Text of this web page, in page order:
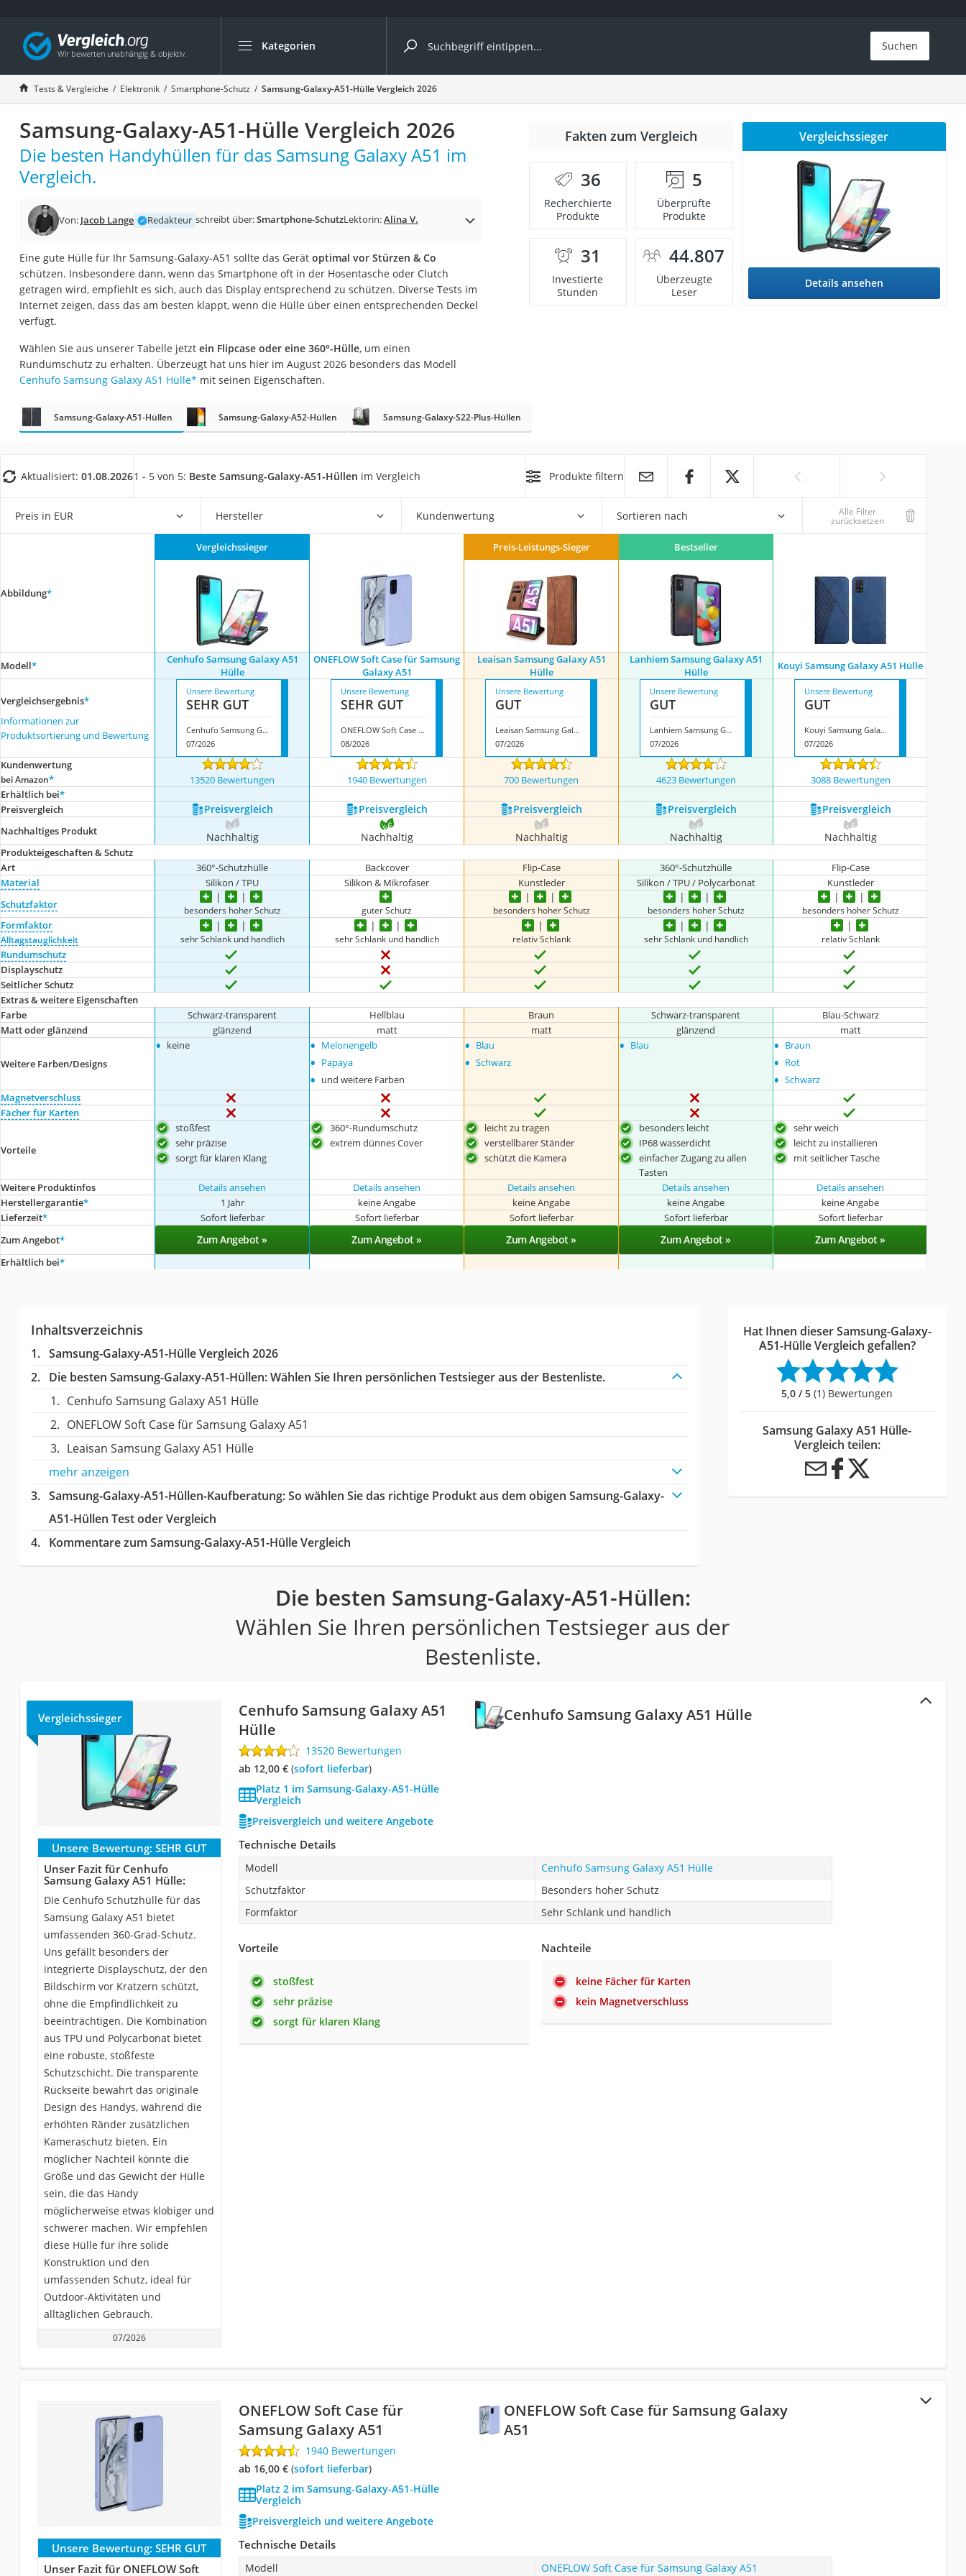
Kategorien
Die beliebtesten Vergleiche nach Kategorie
Elektronik
Powerstation
Monitor 32 Zoll 4K
Fernseher
Monitor
Laser-Multifunktionsdrucker
Powerline-Adapter
Powerstation mit Solarpanel
Soundbar
17-Zoll-Laptop
Gaming-Headset
Tablets unter 200 Euro
Lichtwecker
Acer Aspire
Service
Suchen
Tests & Vergleiche Elektronik Smartphone-Schutz Samsung-Galaxy-A51-Hülle Vergleich 2026
Samsung-Galaxy-A51-Hülle Vergleich 2026
Die besten Handyhüllen für das Samsung Galaxy A51 im
Vergleich.
Von: Jacob Lange Redakteur schreibt über:Smartphone-SchutzLektorin:Alina V.
Eine gute Hülle für Ihr Samsung-Galaxy-A51 sollte das Gerät optimal vor Stürzen & Co
schützen. Insbesondere dann, wenn das Smartphone oft in der Hosentasche oder Clutch
getragen wird, empfiehlt es sich, auch das Display entsprechend zu schützen. Diverse Tests im
Internet zeigen, dass das am besten klappt, wenn die Hülle über einen entsprechenden Deckel
verfügt.
Wählen Sie aus unserer Tabelle jetzt ein Flipcase oder eine 360°-Hülle, um einen
Rundumschutz zu erhalten. Überzeugt hat uns hier im August 2026 besonders das Modell
Cenhufo Samsung Galaxy A51 Hülle* mit seinen Eigenschaften.
Fakten zum Vergleich
36
Recherchierte
Produkte
5
Überprüfte
Produkte
31
Investierte
Stunden
44.807
Überzeugte
Leser
Vergleichssieger
Details ansehen
Samsung-Galaxy-A51-Hüllen Samsung-Galaxy-A52-Hüllen Samsung-Galaxy-S22-Plus-Hüllen
Aktualisiert: 01.08.20261 - 5 von 5: Beste Samsung-Galaxy-A51-Hüllen im Vergleich Produkte filtern
Preis in EUR Hersteller Kundenwertung Sortieren nach Alle Filter
zurücksetzen
Abbildung*
Vergleichssieger Preis-Leistungs-Sieger Bestseller
Modell*
Cenhufo Samsung Galaxy A51
Hülle
ONEFLOW Soft Case für Samsung
Galaxy A51
Leaisan Samsung Galaxy A51
Hülle
Lanhiem Samsung Galaxy A51
Hülle
Kouyi Samsung Galaxy A51 Hülle
Vergleichsergebnis*
Informationen zur
Produktsortierung und Bewertung
Unsere Bewertung
SEHR GUT
Cenhufo Samsung Galaxy A51 Hülle
07/2026
Unsere Bewertung
SEHR GUT
ONEFLOW Soft Case für Samsung Galaxy A51
08/2026
Unsere Bewertung
GUT
Leaisan Samsung Galaxy A51 Hülle
07/2026
Unsere Bewertung
GUT
Lanhiem Samsung Galaxy A51 Hülle
07/2026
Unsere Bewertung
GUT
Kouyi Samsung Galaxy A51 Hülle
07/2026
Kundenwertung
bei Amazon* 13520 Bewertungen 1940 Bewertungen 700 Bewertungen 4623 Bewertungen
3088 Bewertungen
Erhältlich bei*
Preis­vergleich
Preis­vergleich Preis­vergleich Preis­vergleich Preis­vergleich Preis­vergleich
Nachhaltiges Produkt Nachhaltig Nachhaltig Nachhaltig Nachhaltig Nachhaltig
Produkteigeschaften & Schutz
Art
360°-Schutzhülle Backcover Flip-Case 360°-Schutzhülle
Flip-Case
Material
Silikon / TPU Silikon & Mikrofaser Kunstleder Silikon / TPU / Polycarbonat
Kunstleder
Schutzfaktor
besonders hoher Schutz guter Schutz besonders hoher Schutz besonders hoher Schutz besonders hoher Schutz
Formfaktor
Alltagstauglichkeit sehr Schlank und handlich sehr Schlank und handlich relativ Schlank sehr Schlank und handlich relativ Schlank
Rundumschutz
Displayschutz
Seitlicher Schutz
Extras & weitere Eigenschaften
Farbe
Schwarz-transparent Hellblau Braun Schwarz-transparent
Blau-Schwarz
Matt oder glänzend
glänzend matt matt glänzend matt
Weitere Farben/Designs
• keine • Melonengelb
• Papaya
• und weitere Farben
• Blau
• Schwarz
• Blau • Braun
• Rot
• Schwarz
Magnetverschluss
Fächer für Karten
Vorteile
stoßfest
sehr präzise
sorgt für klaren Klang
360°-Rundumschutz
extrem dünnes Cover
leicht zu tragen
verstellbarer Ständer
schützt die Kamera
besonders leicht
IP68 wasserdicht
einfacher Zugang zu allen
Tasten
sehr weich
leicht zu installieren
mit seitlicher Tasche
Weitere Produktinfos Details ansehen Details ansehen Details ansehen Details ansehen
Details ansehen
Herstellergarantie* 1 Jahr keine Angabe keine Angabe keine Angabe
keine Angabe
Lieferzeit* Sofort lieferbar Sofort lieferbar Sofort lieferbar Sofort lieferbar
Sofort lieferbar
Zum Angebot* Zum Angebot » Zum Angebot » Zum Angebot » Zum Angebot » Zum Angebot »
Erhältlich bei*
Inhaltsverzeichnis
Samsung-Galaxy-A51-Hülle Vergleich 2026
Die besten Samsung-Galaxy-A51-Hüllen:Wählen Sie Ihren persönlichen Testsieger aus der Bestenliste.
Cenhufo Samsung Galaxy A51 Hülle
ONEFLOW Soft Case für Samsung Galaxy A51
Leaisan Samsung Galaxy A51 Hülle
mehr anzeigen
Samsung-Galaxy-A51-Hüllen-Kaufberatung: So wählen Sie das richtige Produkt aus dem obigen Samsung-Galaxy-
A51-Hüllen Test oder Vergleich
Kommentare zum Samsung-Galaxy-A51-Hülle Vergleich
Hat Ihnen dieser Samsung-Galaxy-
A51-Hülle Vergleich gefallen?
5,0 / 5 (1) Bewertungen
Samsung Galaxy A51 Hülle-
Vergleich teilen:
Die besten Samsung-Galaxy-A51-Hüllen:
Wählen Sie Ihren persönlichen Testsieger aus der
Bestenliste.
Cenhufo Samsung Galaxy A51 Hülle
Vergleichssieger
Cenhufo Samsung Galaxy A51
Hülle
13520 Bewertungen
ab 12,00 €( Sofort lieferbar)
Platz 1 im Samsung-Galaxy-A51-Hülle
Vergleich
Preisvergleich und weitere Angebote
Unsere Bewertung: SEHR GUT
Unser Fazit für Cenhufo
Samsung Galaxy A51 Hülle:
Die Cenhufo Schutzhülle für das
Samsung Galaxy A51 bietet
umfassenden 360-Grad-Schutz.
Uns gefällt besonders der
integrierte Displayschutz, der den
Bildschirm vor Kratzern schützt,
ohne die Empfindlichkeit zu
beeinträchtigen. Die Kombination
aus TPU und Polycarbonat bietet
eine robuste, stoßfeste
Schutzschicht. Die transparente
Rückseite bewahrt das originale
Design des Handys, während die
erhöhten Ränder zusätzlichen
Kameraschutz bieten. Ein
möglicher Nachteil könnte die
Größe und das Gewicht der Hülle
sein, die das Handy
möglicherweise etwas klobiger und
schwerer machen. Wir empfehlen
diese Hülle für ihre solide
Konstruktion und den
umfassenden Schutz, ideal für
Outdoor-Aktivitäten und
alltäglichen Gebrauch.
07/2026
Technische Details
Modell
Cenhufo Samsung Galaxy A51 Hülle
Schutzfaktor
Besonders hoher Schutz
Formfaktor
Sehr Schlank und handlich
Vorteile
stoßfest
sehr präzise
sorgt für klaren Klang
Nachteile
keine Fächer für Karten
kein Magnetverschluss
ONEFLOW Soft Case für Samsung Galaxy
A51
ONEFLOW Soft Case für
Samsung Galaxy A51
1940 Bewertungen
ab 16,00 €( Sofort lieferbar)
Platz 2 im Samsung-Galaxy-A51-Hülle
Vergleich
Preisvergleich und weitere Angebote
Unsere Bewertung: SEHR GUT
Unser Fazit für ONEFLOW Soft
Technische Details
Modell ONEFLOW Soft Case für Samsung Galaxy A51